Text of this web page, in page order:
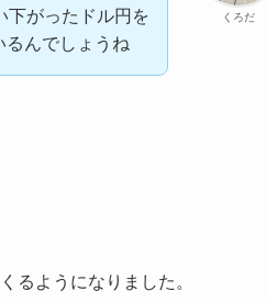
くろだ
下がったドル円を
るんでしょうね
るようになりました。